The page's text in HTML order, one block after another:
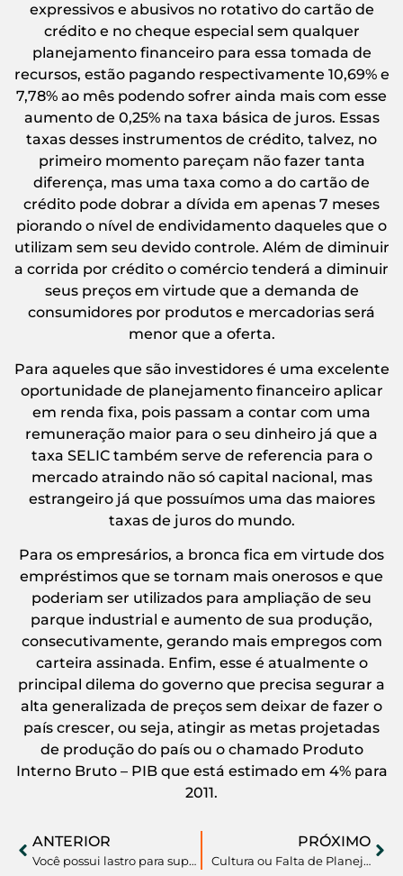
expressivos e abusivos no rotativo do cartão de
crédito e no cheque especial sem qualquer
planejamento financeiro para essa tomada de
recursos, estão pagando respectivamente 10,69% e
7,78% ao mês podendo sofrer ainda mais com esse
aumento de 0,25% na taxa básica de juros. Essas
taxas desses instrumentos de crédito, talvez, no
primeiro momento pareçam não fazer tanta
diferença, mas uma taxa como a do cartão de
crédito pode dobrar a dívida em apenas 7 meses
piorando o nível de endividamento daqueles que o
utilizam sem seu devido controle. Além de diminuir
a corrida por crédito o comércio tenderá a diminuir
seus preços em virtude que a demanda de
consumidores por produtos e mercadorias será
menor que a oferta.
Para aqueles que são investidores é uma excelente
oportunidade de planejamento financeiro aplicar
em renda fixa, pois passam a contar com uma
remuneração maior para o seu dinheiro já que a
taxa SELIC também serve de referencia para o
mercado atraindo não só capital nacional, mas
estrangeiro já que possuímos uma das maiores
taxas de juros do mundo.
Para os empresários, a bronca fica em virtude dos
empréstimos que se tornam mais onerosos e que
poderiam ser utilizados para ampliação de seu
parque industrial e aumento de sua produção,
consecutivamente, gerando mais empregos com
carteira assinada. Enfim, esse é atualmente o
principal dilema do governo que precisa segurar a
alta generalizada de preços sem deixar de fazer o
país crescer, ou seja, atingir as metas projetadas
de produção do país ou o chamado Produto
Interno Bruto – PIB que está estimado em 4% para
2011.
ANTERIOR
Você possui lastro para suportar seu padrão de vida?
PRÓXIMO
Cultura ou Falta de Planejamento Financeiro